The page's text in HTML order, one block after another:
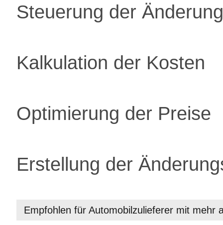
Steuerung der Änderung
Kalkulation der Kosten
Optimierung der Preise
Erstellung der
Empfohlen für Automobilzulieferer mit mehr